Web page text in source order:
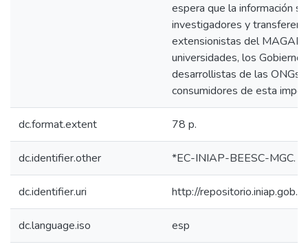
espera que la información
investigadores y
extensionistas del MAGAP,
universidades, los
desarrollistas de las ONGs,
consumidores de esta
dc.format.extent 78 p.
dc.identifier.other *EC-INIAP-BEESC-MGC.
dc.identifier.uri http://
dc.language.iso esp